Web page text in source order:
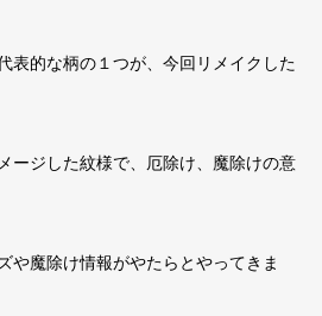
表的な柄の１つが、今回リメイクした
ージした紋様で、厄除け、魔除けの意
や魔除け情報がやたらとやってきま